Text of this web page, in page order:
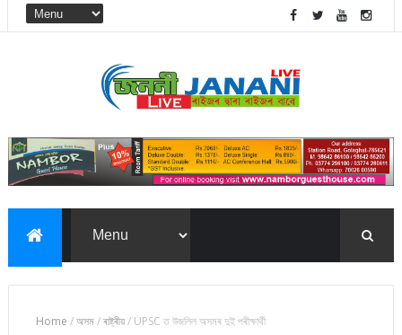
Home /অসম/ৰাষ্ট্ৰীয়/ UPSC ত উজলিল অসমৰ দুই পৰীক্ষাৰ্থী